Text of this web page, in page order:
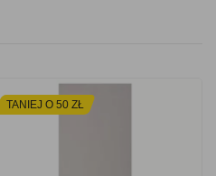
TANIEJ O 50 ZŁ